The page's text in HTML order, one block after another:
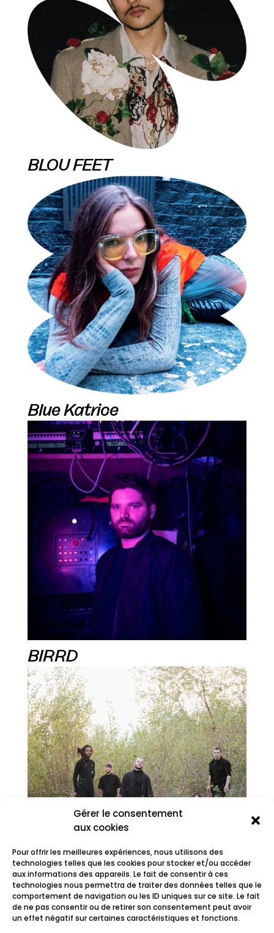
Gérer le consentement
aux cookies
Pour offrir les meilleures expériences, nous utilisons des
technologies telles que les cookies pour stocker et/ou accéder
aux informations des appareils. Le fait de consentir à ces
technologies nous permettra de traiter des données telles que le
comportement de navigation ou les ID uniques sur ce site. Le fait
de ne pas consentir ou de retirer son consentement peut avoir
un effet négatif sur certaines caractéristiques et fonctions.
BLOU FEET
Blue Katrice
BIRRD
BØL